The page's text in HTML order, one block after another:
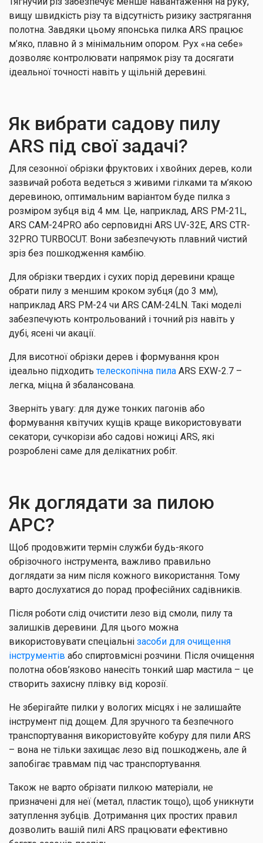
вищу швидкість різу та відсутність ризику застрягання
полотна. Завдяки цьому японська пилка ARS працює
м’яко, плавно й з мінімальним опором. Рух «на себе»
дозволяє контролювати напрямок різу та досягати
ідеальної точності навіть у щільній деревині.
Як вибрати садову пилу
ARS під свої задачі?
Для сезонної обрізки фруктових і хвойних дерев, коли
зазвичай робота ведеться з живими гілками та м’якою
деревиною, оптимальним варіантом буде пилка з
розміром зубця від 4 мм. Це, наприклад, ARS PM-21L,
ARS CAM-24PRO або серповидні ARS UV-32E, ARS CTR-
32PRO TURBOCUT. Вони забезпечують плавний чистий
зріз без пошкодження камбію.
Для обрізки твердих і сухих порід деревини краще
обрати пилу з меншим кроком зубця (до 3 мм),
наприклад ARS PM-24 чи ARS CAM-24LN. Такі моделі
забезпечують контрольований і точний різ навіть у
дубі, ясені чи акації.
Для висотної обрізки дерев і формування крон
ідеально підходитьтелескопічна пила ARS EXW-2.7 –
легка, міцна й збалансована.
Зверніть увагу: для дуже тонких пагонів або
формування квітучих кущів краще використовувати
секатори, сучкорізи або садові ножиці ARS, які
розроблені саме для делікатних робіт.
Як доглядати за пилою
АРС?
Щоб продовжити термін служби будь-якого
обрізочного інструмента, важливо правильно
доглядати за ним після кожного використання. Тому
варто дослухатися до порад професійних садівників.
Після роботи слід очистити лезо від смоли, пилу та
залишків деревини. Для цього можна
використовувати спеціальні засоби для очищення
інструментів або спиртовмісні розчини. Після очищення
полотна обов’язково нанесіть тонкий шар мастила – це
створить захисну плівку від корозії.
Не зберігайте пилки у вологих місцях і не залишайте
інструмент під дощем. Для зручного та безпечного
транспортування використовуйте кобуру для пили ARS
– вона не тільки захищає лезо від пошкоджень, але й
запобігає травмам під час транспортування.
Також не варто обрізати пилкою матеріали, не
призначені для неї (метал, пластик тощо), щоб уникнути
затуплення зубців. Дотримання цих простих правил
дозволить вашій пилі ARS працювати ефективно